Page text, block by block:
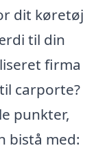
dit køretøj
til din
firma
carporte?
punkter,
bistå med: